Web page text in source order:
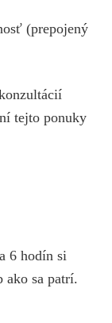
(prepojený
tejto ponuky
6 hodín si
ako sa patrí.